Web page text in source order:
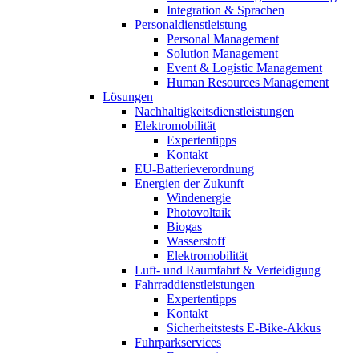
Integration & Sprachen
Personaldienstleistung
Personal Management
Solution Management
Event & Logistic Management
Human Resources Management
Lösungen
Nachhaltigkeitsdienstleistungen
Elektromobilität
Expertentipps
Kontakt
EU-Batterieverordnung
Energien der Zukunft
Windenergie
Photovoltaik
Biogas
Wasserstoff
Elektromobilität
Luft- und Raumfahrt & Verteidigung
Fahrraddienstleistungen
Expertentipps
Kontakt
Sicherheitstests E-Bike-Akkus
Fuhrparkservices